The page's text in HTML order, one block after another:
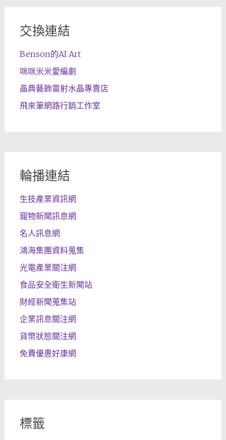
交換連結
Benson的AI Art
咪咪米米愛編劇
晶典藝飾雷射水晶專賣店
飛來筆網路行銷工作室
輪播連結
生技產業資訊網
寵物新聞訊息網
名人訊息網
鴻海集團資料蒐集
光電產業關注網
食品安全衛生新聞站
財經新聞蒐集站
企業訊息關注網
貨幣狀態關注網
免費優惠好康網
標籤